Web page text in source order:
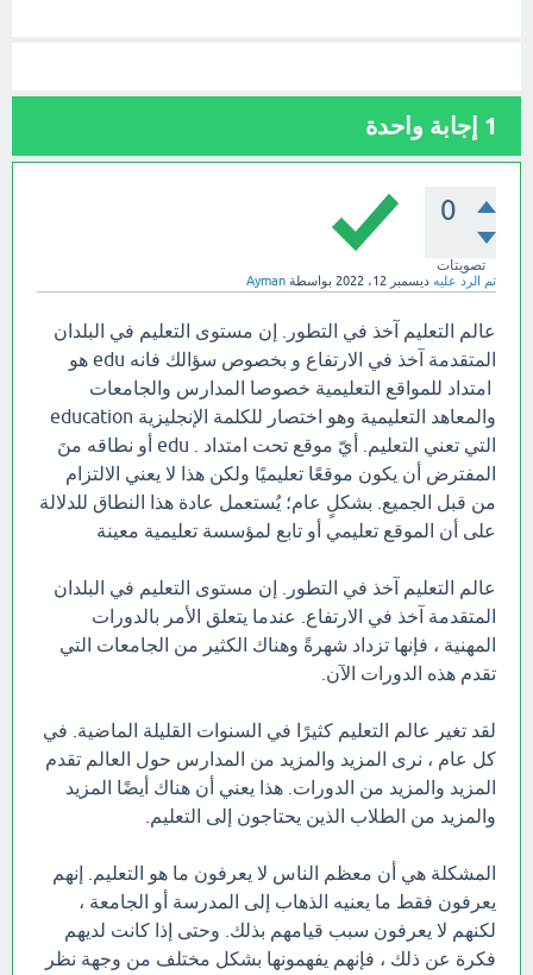
1 إجابة واحدة
0
تصويتات
تم الرد عليه ديسمبر 12، 2022 بواسطة Ayman
عالم التعليم آخذ في التطور. إن مستوى التعليم في البلدان
المتقدمة آخذ في الارتفاع و بخصوص سؤالك فانه edu هو
امتداد للمواقع التعليمية خصوصا المدارس والجامعات
والمعاهد التعليمية وهو اختصار للكلمة الإنجليزية education
التي تعني التعليم. أيّ موقع تحت امتداد . edu أو نطاقه منَ
المفترض أن يكون موقعًا تعليميًا ولكن هذا لا يعني الالتزام
من قبل الجميع. بشكلٍ عام؛ يُستعمل عادة هذا النطاق للدلالة
على أن الموقع تعليمي أو تابع لمؤسسة تعليمية معينة
عالم التعليم آخذ في التطور. إن مستوى التعليم في البلدان
المتقدمة آخذ في الارتفاع. عندما يتعلق الأمر بالدورات
المهنية ، فإنها تزداد شهرةً وهناك الكثير من الجامعات التي
تقدم هذه الدورات الآن.
لقد تغير عالم التعليم كثيرًا في السنوات القليلة الماضية. في
كل عام ، نرى المزيد والمزيد من المدارس حول العالم تقدم
المزيد والمزيد من الدورات. هذا يعني أن هناك أيضًا المزيد
والمزيد من الطلاب الذين يحتاجون إلى التعليم.
المشكلة هي أن معظم الناس لا يعرفون ما هو التعليم. إنهم
يعرفون فقط ما يعنيه الذهاب إلى المدرسة أو الجامعة ،
لكنهم لا يعرفون سبب قيامهم بذلك. وحتى إذا كانت لديهم
فكرة عن ذلك ، فإنهم يفهمونها بشكل مختلف من وجهة نظر